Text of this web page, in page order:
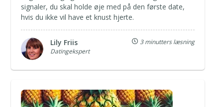
signaler, du skal holde øje med på den første date,
hvis du ikke vil have et knust hjerte.
Lily Friis
Datingekspert
3 minutters læsning